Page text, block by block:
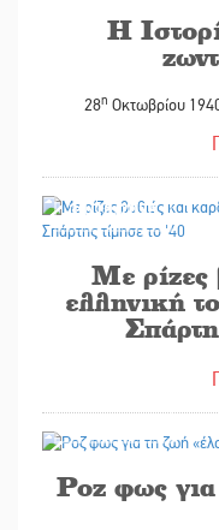
Η
28η Οκτωβρίου
30/10/2025
Με ρίζες
ελληνική
Ροζ φως